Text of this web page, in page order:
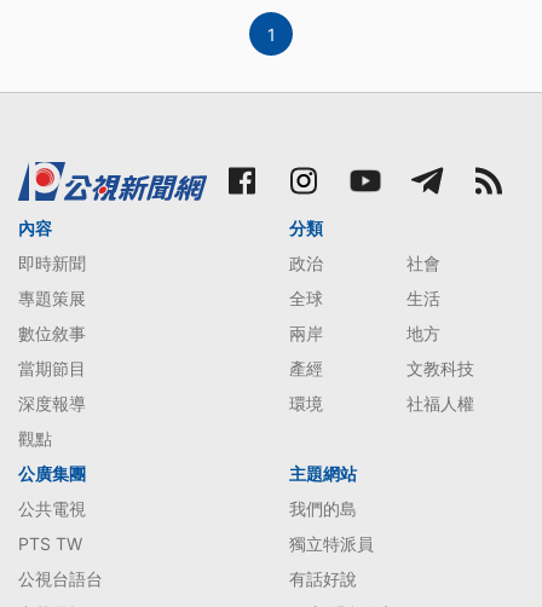
1
內容
即時新聞
專題策展
數位敘事
當期節目
深度報導
觀點
分類
政治
社會
全球
生活
兩岸
地方
產經
文教科技
環境
社福人權
公廣集團
公共電視
PTS TW
公視台語台
主題網站
我們的島
獨立特派員
有話好說